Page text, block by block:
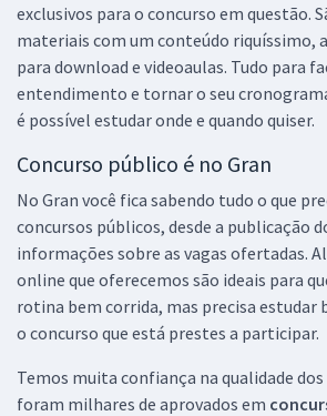
exclusivos para o concurso em questão.
materiais com um conteúdo riquíssimo,
para download e videoaulas. Tudo para
entendimento e tornar o seu
é possível estudar onde e quando quiser.
Concurso público é no Gran
No Gran você fica sabendo tudo o que
concursos públicos, desde a publicação
informações sobre as vagas ofertadas.
online que oferecemos são ideais para
rotina bem corrida, mas precisa estudar
o concurso que está prestes a participar.
Temos muita confiança na qualidade
foram milhares de aprovados em